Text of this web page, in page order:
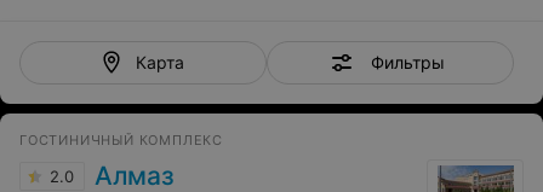
Карта Фильтры
ГОСТИНИЧНЫЙ КОМПЛЕКС
2.0 Алмаз